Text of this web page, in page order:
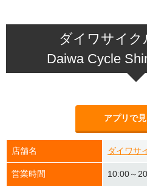
ダイワサイク
Daiwa Cycle
アプリで
店舗名 ダイワサ
営業時間 10:00～